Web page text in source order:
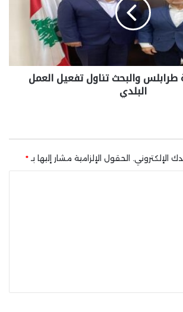
طرابلس والبحث تناول تفعيل العمل
البلدي
الإلكتروني. الحقول الإلزامية مشار إليها بـ *